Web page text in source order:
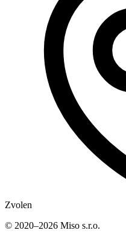
Zvolen
© 2020–2026 Miso s.r.o.